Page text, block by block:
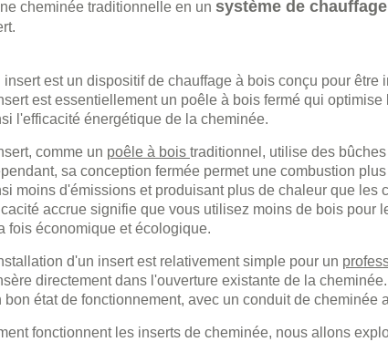
cheminée traditionnelle en un système de
insert est un dispositif de chauffage à bois conçu pour
est essentiellement un poêle à bois fermé qui
l'efficacité énergétique de la cheminée.
comme un poêle à bois traditionnel, utilise des
sa conception fermée permet une combustion
moins d'émissions et produisant plus de chaleur que les
accrue signifie que vous utilisez moins de bois pour
fois économique et écologique.
d'un insert est relativement simple pour un
directement dans l'ouverture existante de la
état de fonctionnement, avec un conduit de cheminée
fonctionnent les inserts de cheminée, nous allons